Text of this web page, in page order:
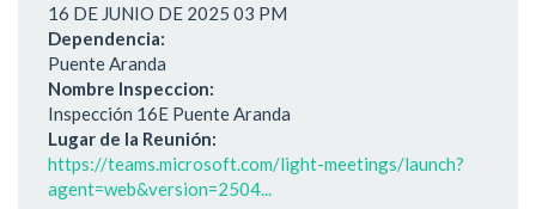
16 DE JUNIO DE 2025 03 PM
Dependencia:
Puente Aranda
Nombre Inspeccion:
Inspección 16E Puente Aranda
Lugar de la Reunión:
https://teams.microsoft.com/light-meetings/launch?
agent=web&version=2504...